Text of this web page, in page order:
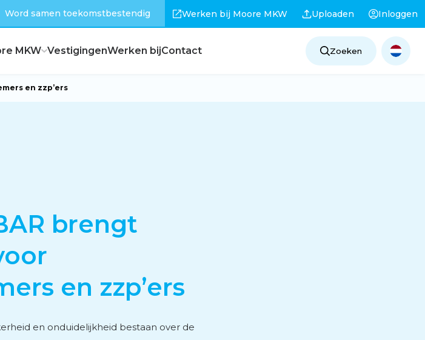
Word samen toekomstbestendig Werken bij Moore MKW Uploaden Inloggen
MKW VestigingenWerken bijContact Zoeken
en zzp’ers
brengt
en zzp’ers
en onduidelijkheid bestaan over de